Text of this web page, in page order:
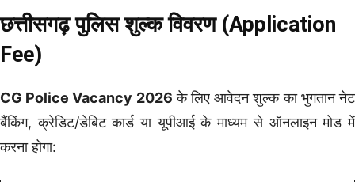
छत्तीसगढ़ पुलिस शुल्क विवरण (Application
Fee)
CG Police Vacancy 2026 के लिए आवेदन शुल्क का भुगतान नेट
बैंकिंग, क्रेडिट/डेबिट कार्ड या यूपीआई के माध्यम से ऑनलाइन मोड में
करना होगा: